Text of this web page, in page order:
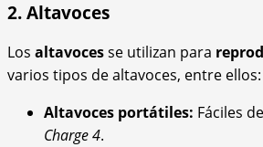
2. Altavoces
Los altavocesse utilizan para
varios tipos de altavoces, entre ellos:
Altavoces portátiles: Fáciles
Charge 4.